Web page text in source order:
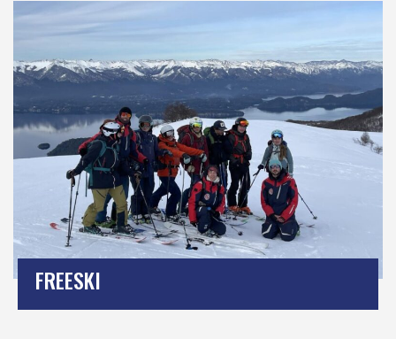
FREESKI